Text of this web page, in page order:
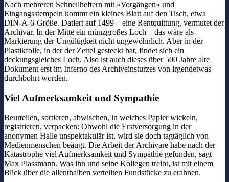
Nach mehreren Schnellheftern mit »Vorgängen« und
Eingangsstempeln kommt ein kleines Blatt auf den Tisch, etwa
DIN-A-6-Größe. Datiert auf 1499 – eine Rentquittung, vermutet der
Archivar. In der Mitte ein münzgroßes Loch – das wäre als
Markierung der Ungültigkeit nicht ungewöhnlich. Aber in der
Plastikfolie, in der der Zettel gesteckt hat, findet sich ein
deckungsgleiches Loch. Also ist auch dieses über 500 Jahre alte
Dokument erst im Inferno des Archiveinsturzes von irgendetwas
durchbohrt worden.
Viel Aufmerksamkeit und Sympathie
Beurteilen, sortieren, abwischen, in weiches Papier wickeln,
registrieren, verpacken: Obwohl die Erstversorgung in der
anonymen Halle unspektakulär ist, wird sie doch tagtäglich von
Medienmenschen beäugt. Die Arbeit der Archivare habe nach der
Katastrophe viel Aufmerksamkeit und Sympathie gefunden, sagt
Max Plassmann. Was ihn und seine Kollegen treibt, ist mit einem
Blick über die allenthalben verteilten Fundstücke zu erahnen.